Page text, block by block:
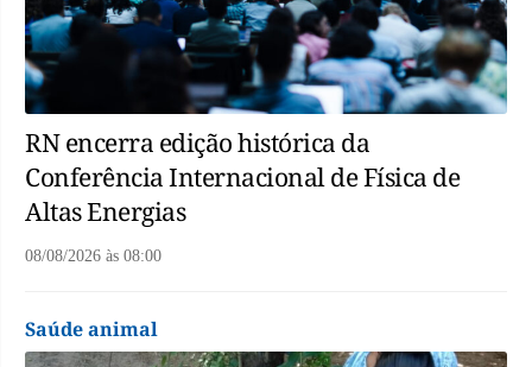
RN encerra edição histórica da
Conferência Internacional de Física de
Altas Energias
08/08/2026 às 08:00
Saúde animal